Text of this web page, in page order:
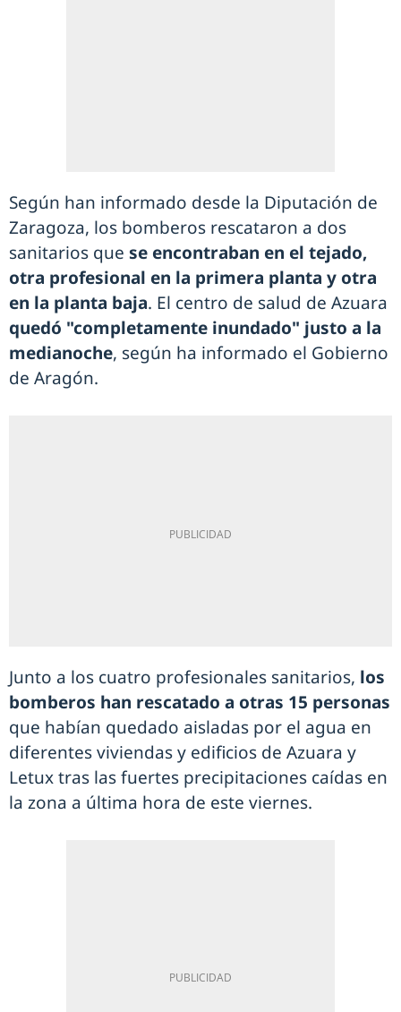
Según han informado desde la Diputación de
Zaragoza, los bomberos rescataron a dos
sanitarios que se encontraban en el tejado,
otra profesional en la primera planta y otra
en la planta baja. El centro de salud de Azuara
quedó "completamente inundado" justo a la
medianoche, según ha informado el Gobierno
de Aragón.
Junto a los cuatro profesionales sanitarios, los
bomberos han rescatado a otras 15 personas
que habían quedado aisladas por el agua en
diferentes viviendas y edificios de Azuara y
Letux tras las fuertes precipitaciones caídas en
la zona a última hora de este viernes.